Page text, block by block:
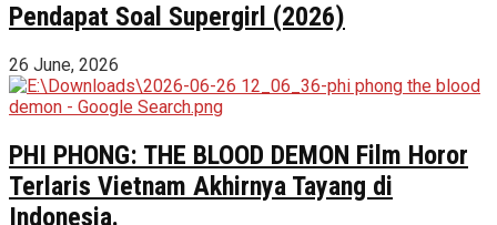
Pendapat Soal Supergirl (2026)
26 June, 2026
PHI PHONG: THE BLOOD DEMON Film Horor
Terlaris Vietnam Akhirnya Tayang di
Indonesia.